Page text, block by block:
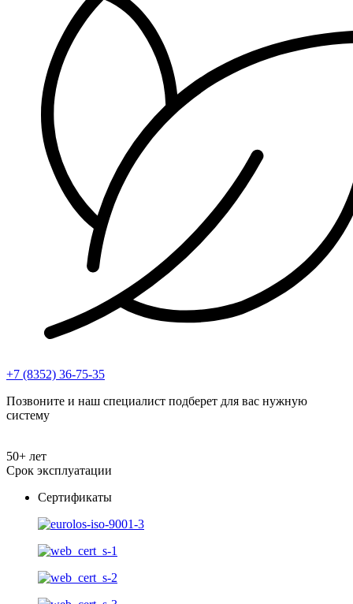
+7 (8352) 36-75-35
Позвоните и наш специалист подберет для вас нужную
систему
50+ лет
Срок эксплуатации
Сертификаты